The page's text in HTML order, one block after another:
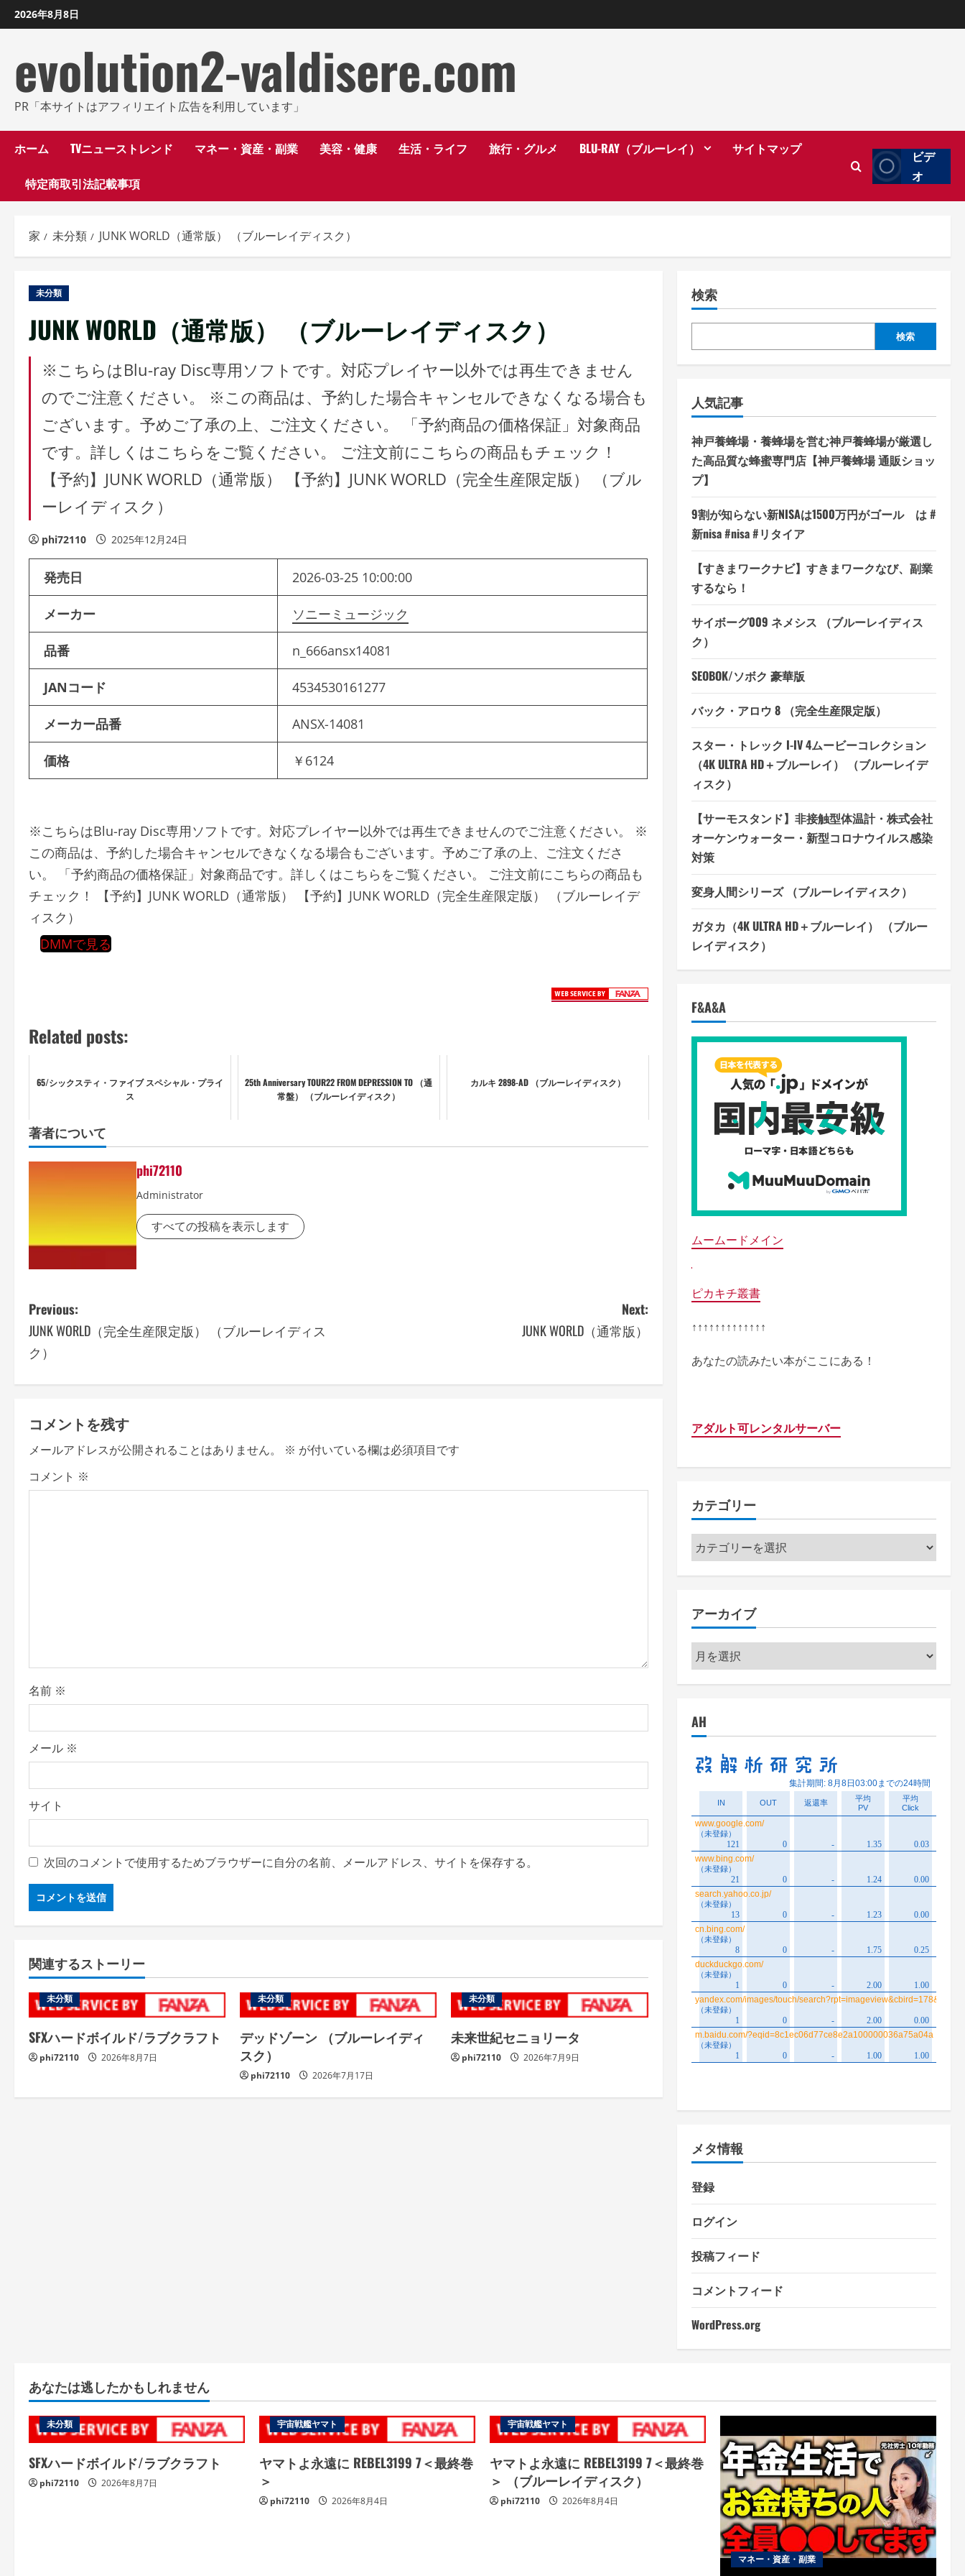
ン
し
2026年8月8日
evolution2-valdisere.com
PR「本サイトはアフィリエイト広告を利用しています」
ホーム TVニューストレンド マネー・資産・副業 美容・健康 生活・ライフ 旅行・グルメ BLU-RAY（ブルーレイ） サイトマップ
特定商取引法記載事項
ビデ
オ
家 未分類 JUNK WORLD（通常版） （ブルーレイディスク）
未分類
JUNK WORLD（通常版） （ブルーレイディスク）
※こちらはBlu-ray Disc専用ソフトです。対応プレイヤー以外では再生できません
のでご注意ください。 ※この商品は、予約した場合キャンセルできなくなる場合も
ございます。予めご了承の上、ご注文ください。 「予約商品の価格保証」対象商品
です。詳しくはこちらをご覧ください。 ご注文前にこちらの商品もチェック！
【予約】JUNK WORLD（通常版） 【予約】JUNK WORLD（完全生産限定版） （ブル
ーレイディスク）
phi72110 2025年12月24日
発売日 2026-03-25 10:00:00
メーカー ソニーミュージック
品番 n_666ansx14081
JANコード 4534530161277
メーカー品番 ANSX-14081
価格 ￥6124
※こちらはBlu-ray Disc専用ソフトです。対応プレイヤー以外では再生できませんのでご注意ください。 ※
この商品は、予約した場合キャンセルできなくなる場合もございます。予めご了承の上、ご注文くださ
い。 「予約商品の価格保証」対象商品です。詳しくはこちらをご覧ください。 ご注文前にこちらの商品も
チェック！ 【予約】JUNK WORLD（通常版） 【予約】JUNK WORLD（完全生産限定版） （ブルーレイデ
ィスク）
DMMで見る
Related posts:
65/シックスティ・ファイブ スペシャル・プライ
ス
25th Anniversary TOUR22 FROM DEPRESSION TO （通
常盤） （ブルーレイディスク）
カルキ 2898-AD （ブルーレイディスク）
著者について
phi72110
Administrator
すべての投稿を表示します
P
o
n
a
v
o
n
Previous:
JUNK WORLD（完全生産限定版） （ブルーレイディス
ク）
Next:
JUNK WORLD（通常版）
コメントを残す
メールアドレスが公開されることはありません。 ※ が付いている欄は必須項目です
コメント ※
名前 ※
メール ※
サイト
次回のコメントで使用するためブラウザーに自分の名前、メールアドレス、サイトを保存する。
関連するストーリー
未分類
SFXハードボイルド/ラブクラフト
phi72110 2026年8月7日
未分類
デッドゾーン （ブルーレイディ
スク）
phi72110 2026年7月17日
未分類
未来世紀セニョリータ
phi72110 2026年7月9日
検索
検索
人気記事
神戸養蜂場・養蜂場を営む神戸養蜂場が厳選し
た高品質な蜂蜜専門店【神戸養蜂場 通販ショッ
プ】
9割が知らない新NISAは1500万円がゴール は #
新nisa #nisa #リタイア
【すきまワークナビ】すきまワークなび、副業
するなら！
サイボーグ009 ネメシス （ブルーレイディス
ク）
SEOBOK/ソボク 豪華版
バック・アロウ 8 （完全生産限定版）
スター・トレック I-IV 4ムービーコレクション
（4K ULTRA HD＋ブルーレイ） （ブルーレイデ
ィスク）
【サーモスタンド】非接触型体温計・株式会社
オーケンウォーター・新型コロナウイルス感染
対策
変身人間シリーズ （ブルーレイディスク）
ガタカ（4K ULTRA HD＋ブルーレイ） （ブルー
レイディスク）
F&A&A
ムームードメイン
ピカキチ叢書
↑↑↑↑↑↑↑↑↑↑↑↑↑
あなたの読みたい本がここにある！
アダルト可レンタルサーバー
カテゴリー
カ
テ
ー
アーカイブ
ア
ー
ブ
AH
メタ情報
登録
ログイン
投稿フィード
コメントフィード
WordPress.org
あなたは逃したかもしれません
未分類
SFXハードボイルド/ラブクラフト
phi72110 2026年8月7日
宇宙戦艦ヤマト
ヤマトよ永遠に REBEL3199 7＜最終巻
＞
phi72110 2026年8月4日
宇宙戦艦ヤマト
ヤマトよ永遠に REBEL3199 7＜最終巻
＞ （ブルーレイディスク）
phi72110 2026年8月4日
マネー・資産・副業